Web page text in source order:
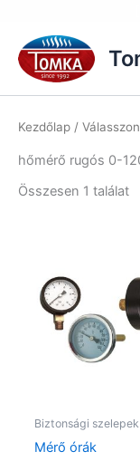
content
Kezdőlap /
hőmérő rugós 0-
Összesen 1 találat
Biztonsági szelepek
Mérő órák